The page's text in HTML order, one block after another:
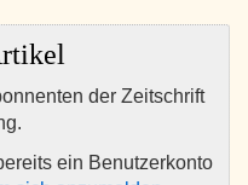
der Zeitschrift
ein Benutzerkonto